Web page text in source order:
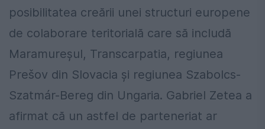
posibilitatea creării unei structuri europene
de colaborare teritorială care să includă
Maramureșul, Transcarpatia, regiunea
Prešov din Slovacia și regiunea Szabolcs-
Szatmár-Bereg din Ungaria. Gabriel Zetea a
afirmat că un astfel de parteneriat ar